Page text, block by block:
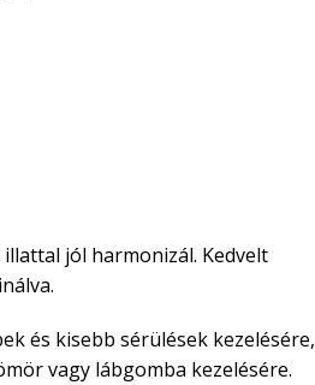
jól harmonizál. Kedvelt
és kisebb sérülések kezelésére,
vagy lábgomba kezelésére.